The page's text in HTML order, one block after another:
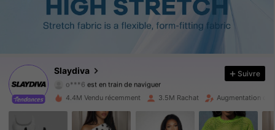
Slaydiva
4.92 1.1M Suiveurs
o***6est en train de naviguer
4.92
1.1M Suiveurs
4.92 1.1M Suiveurs
Suivre
4.4M Vendu récemment 3.5M Rachat Augmentation du